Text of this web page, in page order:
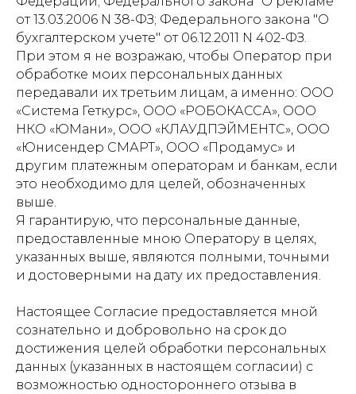
от 13.03.2006 N 38-ФЗ; Федерального закона "О
бухгалтерском учете" от 06.12.2011 N 402-ФЗ.
При этом я не возражаю, чтобы Оператор при
обработке моих персональных данных
передавали их третьим лицам, а именно: ООО
«Система Геткурс», ООО «РОБОКАССА», ООО
НКО «ЮМани», ООО «КЛАУДПЭЙМЕНТС», ООО
«Юнисендер СМАРТ», ООО «Продамус» и
другим платежным операторам и банкам, если
это необходимо для целей, обозначенных
выше.
Я гарантирую, что персональные данные,
предоставленные мною Оператору в целях,
указанных выше, являются полными, точными
и достоверными на дату их предоставления.
Настоящее Согласие предоставляется мной
сознательно и добровольно на срок до
достижения целей обработки персональных
данных (указанных в настоящем согласии) с
возможностью одностороннего отзыва в